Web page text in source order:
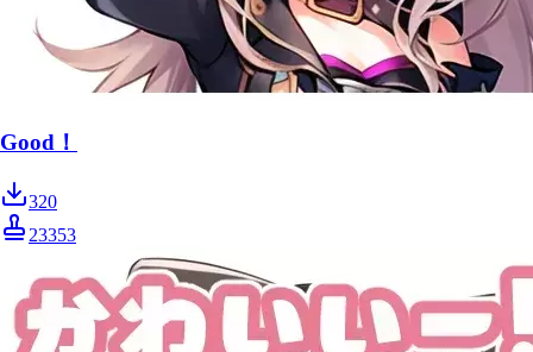
Good！
320
23353